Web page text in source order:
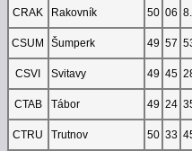
CRAK
Rakovník 50 06
CSUM
Šumperk 49 57
CSVI
Svitavy 49 45
CTAB
Tábor 49 24
CTRU
Trutnov 50 33